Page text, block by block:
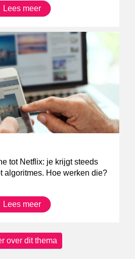
Lees meer
tot Netflix: je krijgt steeds
algoritmes. Hoe werken die?
Lees meer
over dit thema